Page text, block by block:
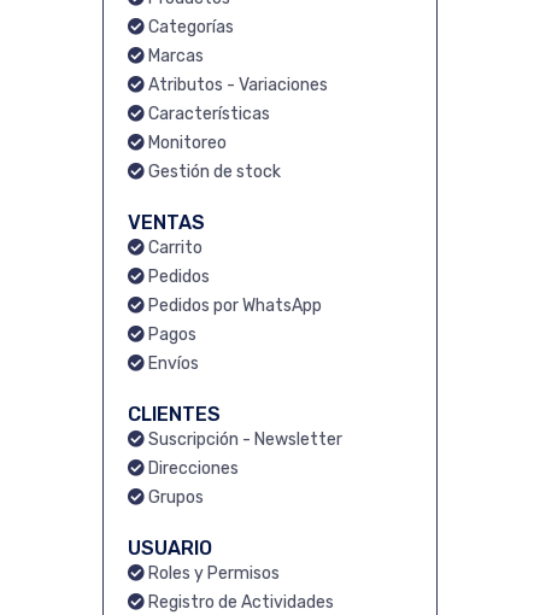
Categorías
Marcas
Atributos - Variaciones
Características
Monitoreo
Gestión de stock
VENTAS
Carrito
Pedidos
Pedidos por WhatsApp
Pagos
Envíos
CLIENTES
Suscripción - Newsletter
Direcciones
Grupos
USUARIO
Roles y Permisos
Registro de Actividades